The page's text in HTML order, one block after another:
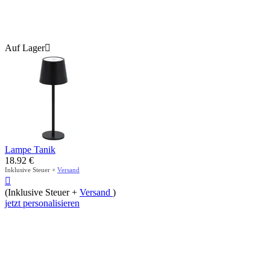
Auf Lager
Lampe Tanik
18.92 €
Inklusive Steuer + Versand

(Inklusive Steuer + Versand )
jetzt personalisieren